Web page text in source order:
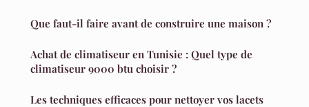
Que faut-il faire avant de construire une maison ?
Achat de climatiseur en Tunisie : Quel type de
climatiseur 9000 btu choisir ?
Les techniques efficaces pour nettoyer vos lacets